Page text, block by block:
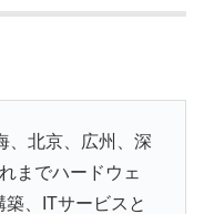
、北京、広州、深
までハードウェ
、ITサービスと